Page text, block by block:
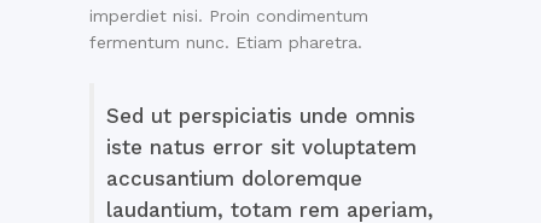
imperdiet nisi. Proin condimentum
fermentum nunc. Etiam pharetra.
Sed ut perspiciatis unde omnis
iste natus error sit voluptatem
accusantium doloremque
laudantium, totam rem aperiam,